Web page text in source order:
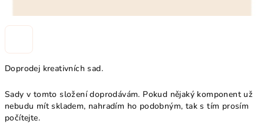
Doprodej kreativních sad.
Sady v tomto složení doprodávám. Pokud nějaký komponent už
nebudu mít skladem, nahradím ho podobným, tak s tím prosím
počítejte.